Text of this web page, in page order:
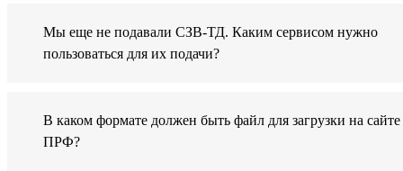
Мы еще не подавали СЗВ-ТД. Каким сервисом нужно
пользоваться для их подачи?
В каком формате должен быть файл для загрузки на сайте
ПРФ?